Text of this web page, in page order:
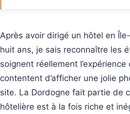
Après avoir dirigé un hôtel en
huit ans, je sais reconnaître les
soignent réellement
contentent d’afficher une jolie
site. La Dordogne fait partie de
hôtelière est à la fois riche et